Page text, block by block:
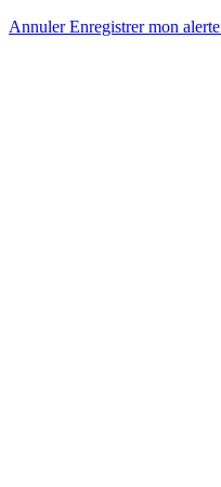
AnnulerEnregistrer mon alerte